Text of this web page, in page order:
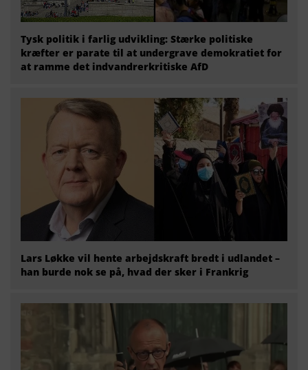
Tysk politik i farlig udvikling: Stærke politiske
kræfter er parate til at undergrave demokratiet for
at ramme det indvandrerkritiske AfD
Lars Løkke vil hente arbejdskraft bredt i udlandet –
han burde nok se på, hvad der sker i Frankrig